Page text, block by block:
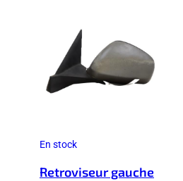
En stock
Retroviseur gauche